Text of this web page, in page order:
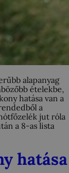
alapanyag
ételekbe,
hatása van a
a
jut róla
a 8-as lista
hatása